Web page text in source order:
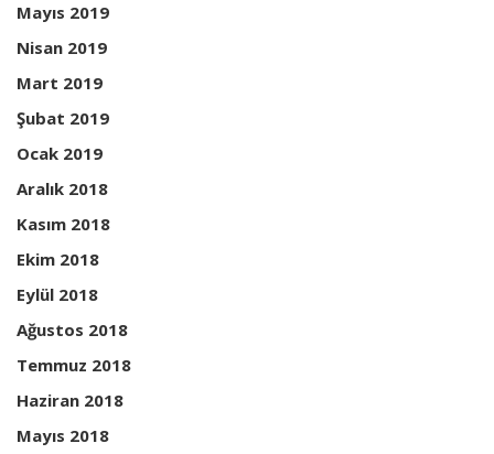
Mayıs 2019
Nisan 2019
Mart 2019
Şubat 2019
Ocak 2019
Aralık 2018
Kasım 2018
Ekim 2018
Eylül 2018
Ağustos 2018
Temmuz 2018
Haziran 2018
Mayıs 2018